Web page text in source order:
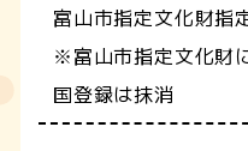
富山市指定文化財指
※富山市指定文化財
国登録は抹消